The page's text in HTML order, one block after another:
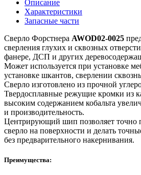
Описание
Характеристики
Запасные части
Сверло Форстнера AWOD02-0025
сверления глухих и сквозных
фанере, ДСП и других
Может используется при установке
установке шкантов, сверлении
Сверло изготовлено из прочной
Твердосплавные режущие кромки из
высоким содержанием кобальта
и производительность.
Центрирующий шип позволяет точно
сверло на поверхности и делать
без предварительного накернивания.
Преимущества: